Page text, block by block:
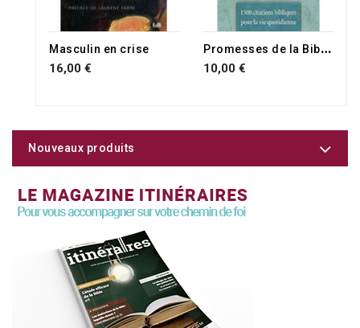
Masculin en crise
16,00 €
P
romesses de la Bible pour lui
10,00 €
Nouveaux produits